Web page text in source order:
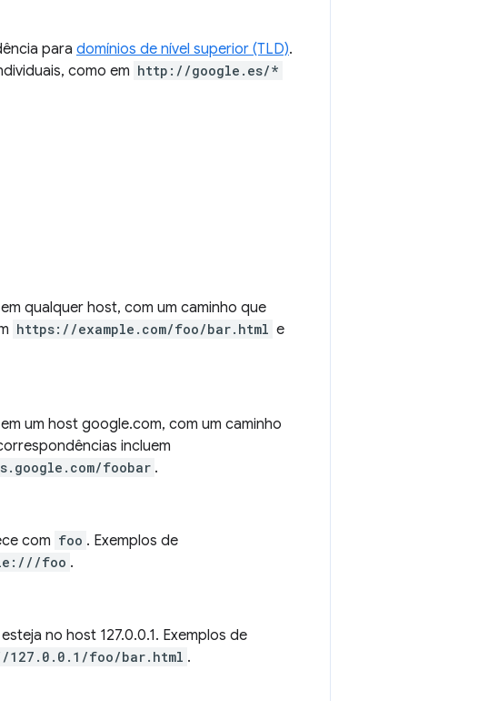
para domínios de nível superior (TLD).
como em http://google.es/*
qualquer host, com um caminho que
https://example.com/foo/bar.html e
um host google.com, com um caminho
incluem
foobar .
com foo . Exemplos de
foo .
no host 127.0.0.1. Exemplos de
foo/bar.html .